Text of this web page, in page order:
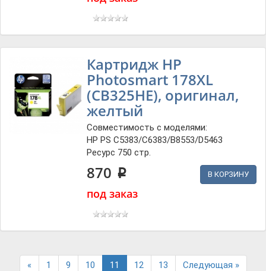
Картридж HP
Photosmart 178XL
(CB325HE), оригинал,
желтый
Совместимость с моделями:
HP PS C5383/C6383/B8553/D5463
Ресурс 750 стр.
870 p
под заказ
В КОРЗИНУ
«Previous
1 9 10 11 12 13 Следующая »Next